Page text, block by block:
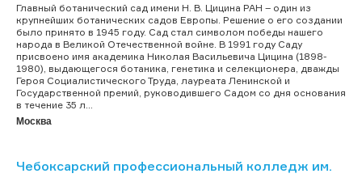
Главный ботанический сад имени Н. В. Цицина РАН – один из
крупнейших ботанических садов Европы. Решение о его создании
было принято в 1945 году. Сад стал символом победы нашего
народа в Великой Отечественной войне. В 1991 году Саду
присвоено имя академика Николая Васильевича Цицина (1898-
1980), выдающегося ботаника, генетика и селекционера, дважды
Героя Социалистического Труда, лауреата Ленинской и
Государственной премий, руководившего Садом со дня основания
в течение 35 л...
Москва
Чебоксарский профессиональный колледж им.